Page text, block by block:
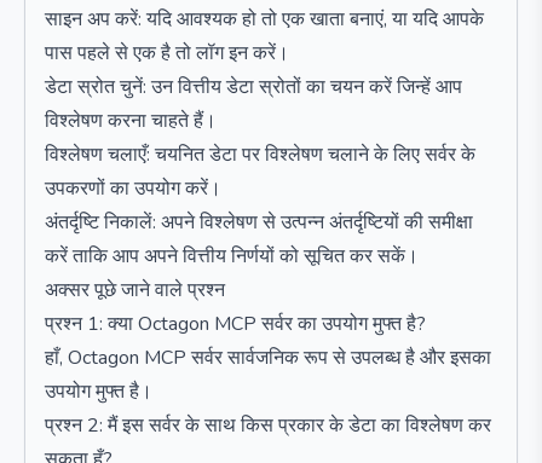
साइन अप करें: यदि आवश्यक हो तो एक खाता बनाएं, या यदि आपके
पास पहले से एक है तो लॉग इन करें।
डेटा स्रोत चुनें: उन वित्तीय डेटा स्रोतों का चयन करें जिन्हें आप
विश्लेषण करना चाहते हैं।
विश्लेषण चलाएँ: चयनित डेटा पर विश्लेषण चलाने के लिए सर्वर के
उपकरणों का उपयोग करें।
अंतर्दृष्टि निकालें: अपने विश्लेषण से उत्पन्न अंतर्दृष्टियों की समीक्षा
करें ताकि आप अपने वित्तीय निर्णयों को सूचित कर सकें।
अक्सर पूछे जाने वाले प्रश्न
प्रश्न 1: क्या Octagon MCP सर्वर का उपयोग मुफ्त है?
हाँ, Octagon MCP सर्वर सार्वजनिक रूप से उपलब्ध है और इसका
उपयोग मुफ्त है।
प्रश्न 2: मैं इस सर्वर के साथ किस प्रकार के डेटा का विश्लेषण कर